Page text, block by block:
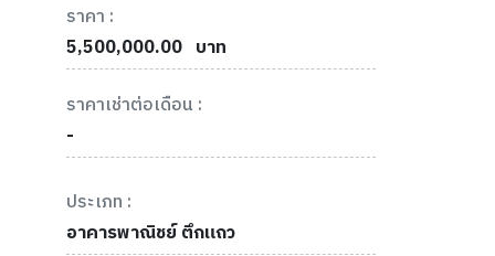
ราคา :
5,500,000.00 บาท
ราคาเช่าต่อเดือน :
-
ประเภท :
อาคารพาณิชย์ ตึกแถว